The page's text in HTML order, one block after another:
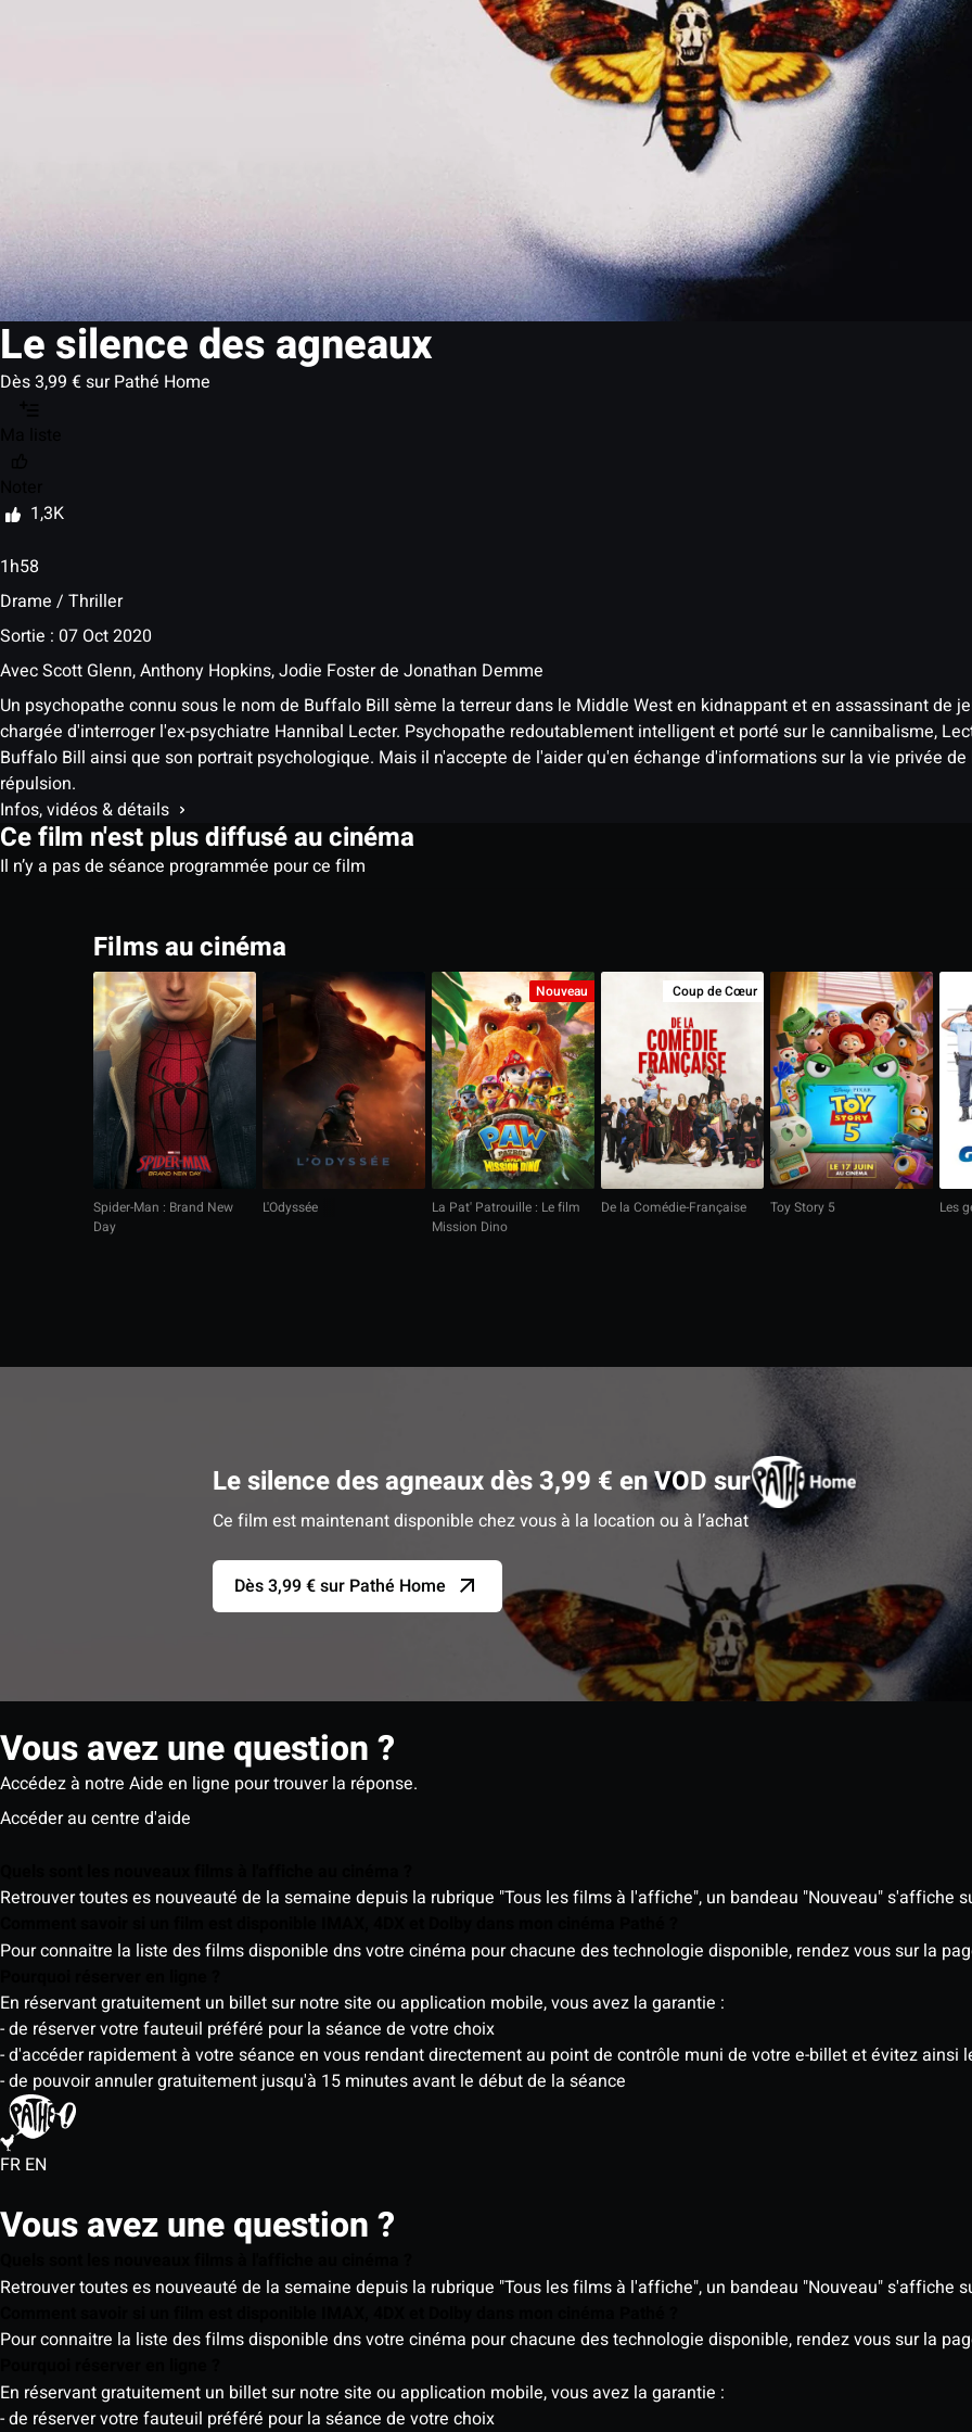
Le silence des agneaux
Dès 3,99 € sur Pathé Home
1,3K
1h58
Drame / Thriller
Sortie : 07 Oct 2020
AvecScott Glenn, Anthony Hopkins, Jodie Fosterde Jonathan Demme
Un psychopathe connu sous le nom de Buffalo Bill sème la terreur dans le Middle West en kidnappant et en assassinant de
chargée d'interroger l'ex-psychiatre Hannibal Lecter. Psychopathe redoutablement intelligent et porté sur le cannibalisme,
Buffalo Bill ainsi que son portrait psychologique. Mais il n'accepte de l'aider qu'en échange d'informations sur la vie privée
répulsion.
Infos, vidéos & détails
Ce film n'est plus diffusé au cinéma
Il n’y a pas de séance programmée pour ce film
Films au cinéma
Spider-Man : Brand New
Day
L'Odyssée
La Pat' Patrouille : Le film
Mission Dino
Nouveau
De la Comédie-Française
Coup de Cœur
Toy Story 5 Les
Le silence des agneaux dès 3,99 € en VOD sur
Ce film est maintenant disponible chez vous à la location ou à l’achat
Dès 3,99 € sur Pathé Home
Vous avez une question ?
Accédez à notre Aide en ligne pour trouver la réponse.
Accéder au centre d'aide
Retrouver toutes es nouveauté de la semaine depuis la rubrique "Tous les films à l'affiche", un bandeau "Nouveau" s'affiche
Pour connaitre la liste des films disponible dns votre cinéma pour chacune des technologie disponible, rendez vous sur la
En réservant gratuitement un billet sur notre site ou application mobile, vous avez la garantie :
- de réserver votre fauteuil préféré pour la séance de votre choix
- d'accéder rapidement à votre séance en vous rendant directement au point de contrôle muni de votre e-billet et évitez ainsi
- de pouvoir annuler gratuitement jusqu'à 15 minutes avant le début de la séance
FR EN
Vous avez une question ?
Retrouver toutes es nouveauté de la semaine depuis la rubrique "Tous les films à l'affiche", un bandeau "Nouveau" s'affiche
Pour connaitre la liste des films disponible dns votre cinéma pour chacune des technologie disponible, rendez vous sur la
En réservant gratuitement un billet sur notre site ou application mobile, vous avez la garantie :
- de réserver votre fauteuil préféré pour la séance de votre choix